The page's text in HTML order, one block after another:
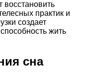
восстановить
практик и
создает
жить
сна